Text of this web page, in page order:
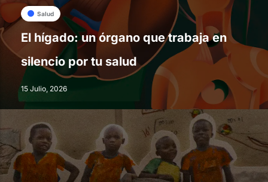
Salud
El hígado: un órgano que trabaja en
silencio por tu salud
15 Julio, 2026